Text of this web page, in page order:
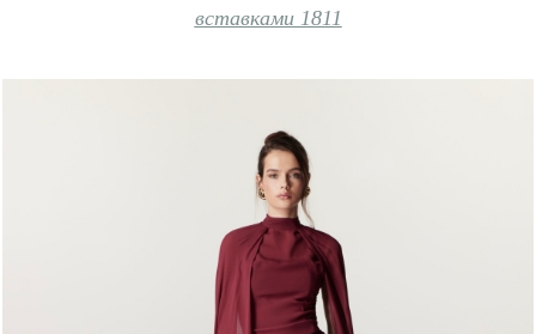
вставками 1811